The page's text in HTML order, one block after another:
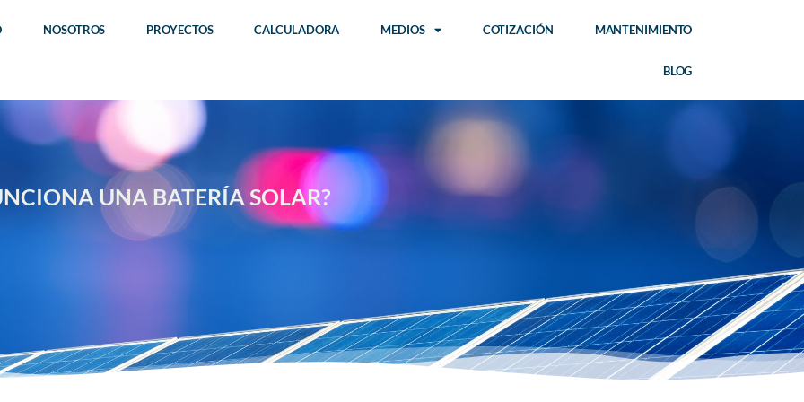
NOSOTROS PROYECTOS CALCULADORA MEDIOS COTIZACIÓN MANTENIMIENTO
BLOG
UNA BATERÍA SOLAR?